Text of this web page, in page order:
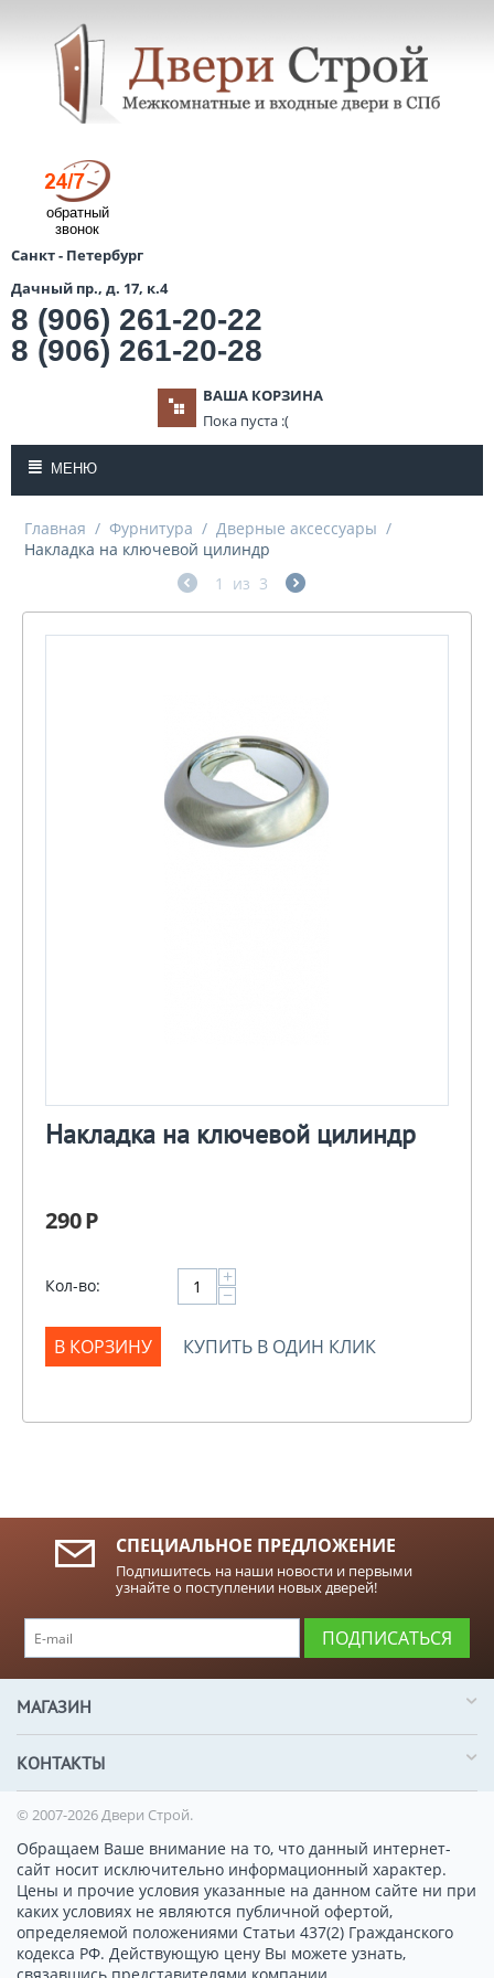
обратный
звонок
Санкт - Петербург
Дачный пр., д. 17, к.4
8 (906) 261-20-22
8 (906) 261-20-28
ВАША КОРЗИНА
Пока пуста :(
МЕНЮ
Главная / Фурнитура / Дверные аксессуары /
Накладка на ключевой цилиндр
1
из 3
Накладка на ключевой цилиндр
290Р
Кол-во: +
−
В КОРЗИНУ КУПИТЬ В ОДИН КЛИК
СПЕЦИАЛЬНОЕ ПРЕДЛОЖЕНИЕ
Подпишитесь на наши новости и первыми
узнайте о поступлении новых дверей!
ПОДПИСАТЬСЯ
МАГАЗИН
КОНТАКТЫ
© 2007-2026 Двери Строй.
Обращаем Ваше внимание на то, что данный интернет-
сайт носит исключительно информационный характер.
Цены и прочие условия указанные на данном сайте ни при
каких условиях не являются публичной офертой,
определяемой положениями Статьи 437(2) Гражданского
кодекса РФ. Действующую цену Вы можете узнать,